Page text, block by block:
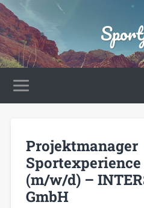
Projektmanager
(m/w/d) –
GmbH